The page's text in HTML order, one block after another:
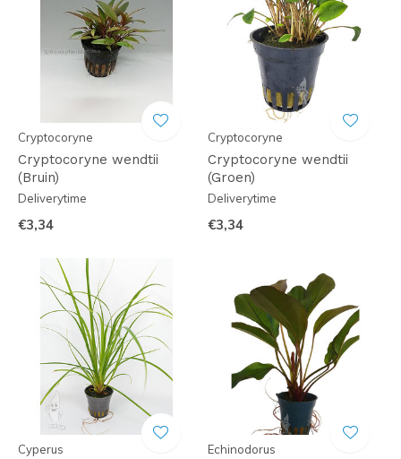
Cryptocoryne
Cryptocoryne wendtii
(Bruin)
Deliverytime
€3,34
Cryptocoryne
Cryptocoryne wendtii
(Groen)
Deliverytime
€3,34
Cyperus Echinodorus